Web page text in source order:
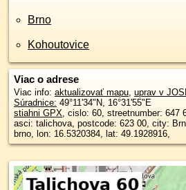
Brno
Kohoutovice
Viac o adrese
Viac info: aktualizovať mapu, uprav v
Súradnice: 49°11'34"N, 16°31'55"E
stiahni GPX, cislo: 60, streetnumber: 647
asci: talichova, postcode: 623 00, city: Brno, Kohoutovice, oblast
brno, lon: 16.5320384, lat: 49.1928916,